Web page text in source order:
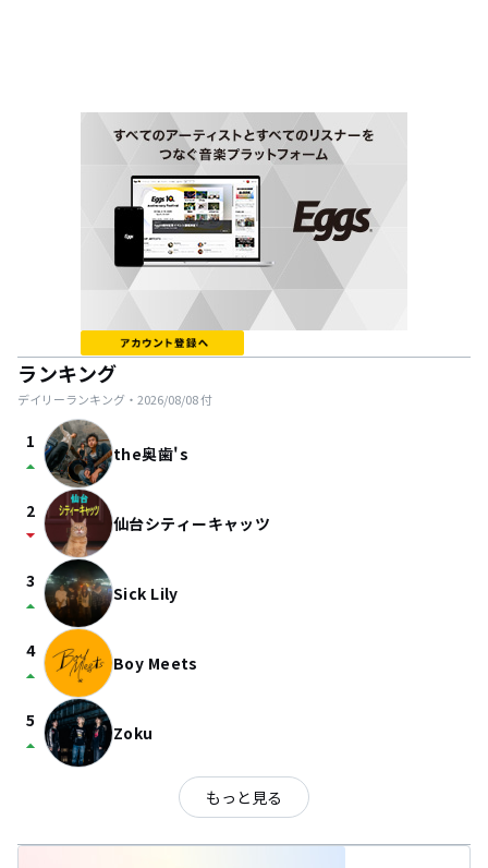
ランキング
デイリーランキング・ 2026/08/08付
1
arrow_drop_up the奥歯's
2
arrow_drop_down 仙台シティーキャッツ
3
arrow_drop_up Sick Lily
4
arrow_drop_up Boy Meets
5
arrow_drop_up Zoku
もっと見る